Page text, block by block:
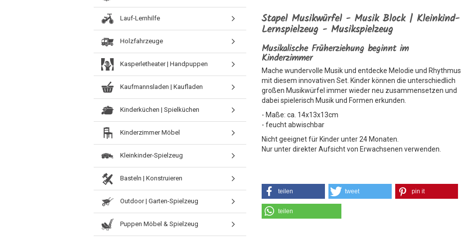
Stapel Musikwürfel - Musik Block | Kleinkind-
Lernspielzeug - Musikspielzeug
Musikalische Früherziehung beginnt im
Kinderzimmer
Mache wundervolle Musik und entdecke Melodie und Rhythmus
mit diesem innovativen Set. Kinder können die unterschiedlich
großen Musikwürfel immer wieder neu zusammensetzen und
dabei spielerisch Musik und Formen erkunden.
- Maße: ca. 14x13x13cm
- feucht abwischbar
Nicht geeignet für Kinder unter 24 Monaten.
Nur unter direkter Aufsicht von Erwachsenen verwenden.
teilen tweet pin it
teilen
Lauf-Lernhilfe
Holzfahrzeuge
Kasperletheater | Handpuppen
Kaufmannsladen | Kaufladen
Kinderküchen | Spielküchen
Kinderzimmer Möbel
Kleinkinder-Spielzeug
Basteln | Konstruieren
Outdoor | Garten-Spielzeug
Puppen Möbel & Spielzeug